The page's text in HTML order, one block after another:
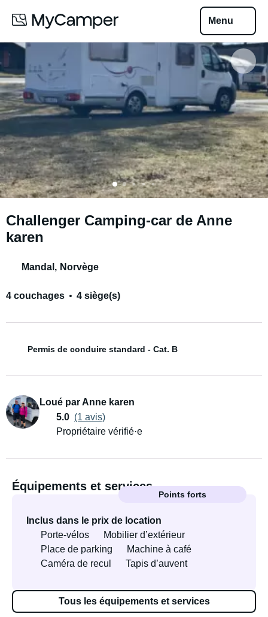
Menu
Challenger Camping-car de Anne
karen
Mandal , Norvège
4 couchages 4 siège(s)
Permis de conduire standard - Cat. B
Loué par Anne karen
5.0 (1 avis)
Propriétaire vérifié·e
Équipements et services
Points forts
Inclus dans le prix de location
Porte-vélos
Mobilier d’extérieur
Place de parking
Machine à café
Caméra de recul
Tapis d’auvent
Tous les équipements et services